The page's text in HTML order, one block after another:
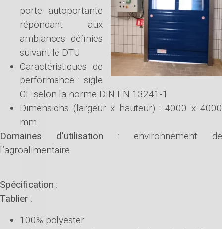
porte autoportante
répondant aux
ambiances définies
suivant le DTU
Caractéristiques de
performance : sigle
CE selon la norme DIN EN 13241-1
Dimensions (largeur x hauteur) : 4000 x 4000
mm
Domaines d’utilisation : environnement de
l’agroalimentaire
Spécification :
Tablier :
100% polyester